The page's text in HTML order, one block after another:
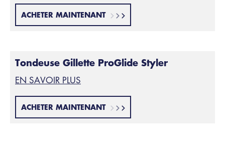
ACHETER MAINTENANT
Tondeuse Gillette ProGlide Styler
EN SAVOIR PLUS
ACHETER MAINTENANT